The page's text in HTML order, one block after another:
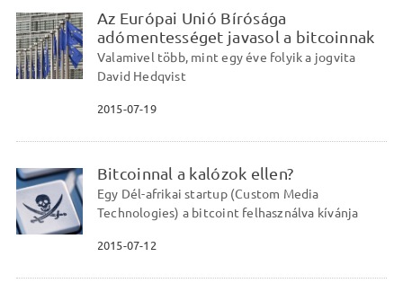
Az Európai Unió Bírósága
adómentességet javasol a bitcoinnak
Valamivel több, mint egy éve folyik a jogvita
David Hedqvist
2015-07-19
Bitcoinnal a kalózok ellen?
Egy Dél-afrikai startup (Custom Media
Technologies) a bitcoint felhasználva kívánja
2015-07-12